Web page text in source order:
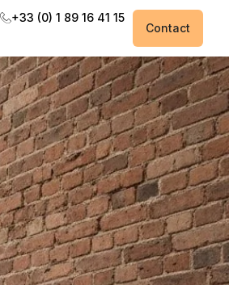
+33 (0) 1 89 16 41 15
Contact